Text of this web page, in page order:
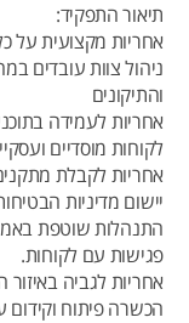
תיאור התפקיד:
אחריות מקצועית על
ניהול צוות עובדים
והתיקונים
לקוחות מוסדיים
אחריות לקבלת
יישום מדיניות
פגישות עם לקוחות.
אחריות לגביה באיזור
הכשרה פיתוח וקידום